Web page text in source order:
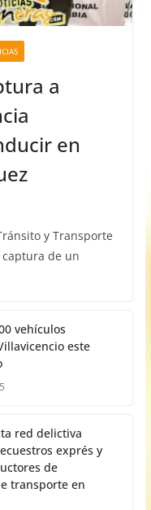
a
en
y Transporte
de un
vehículos
este
red delictiva
exprés y
de
transporte en